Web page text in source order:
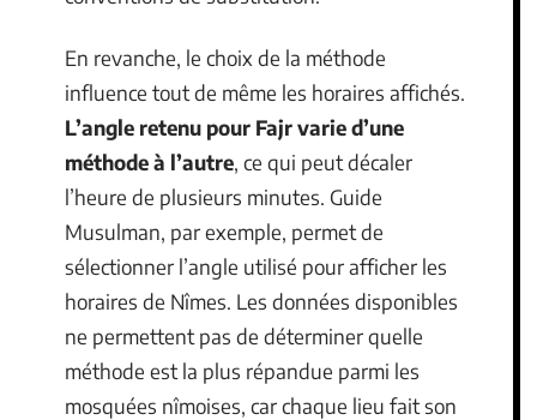
En revanche, le choix de la méthode
influence tout de même les horaires affichés.
L’angle retenu pour Fajr varie d’une
méthode à l’autre, ce qui peut décaler
l’heure de plusieurs minutes. Guide
Musulman, par exemple, permet de
sélectionner l’angle utilisé pour afficher les
horaires de Nîmes. Les données disponibles
ne permettent pas de déterminer quelle
méthode est la plus répandue parmi les
mosquées nîmoises, car chaque lieu fait son